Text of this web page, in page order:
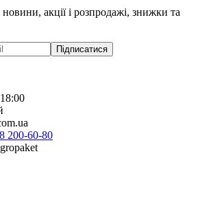
акції і розпродажі, знижки та
Підписатися
200-60-80